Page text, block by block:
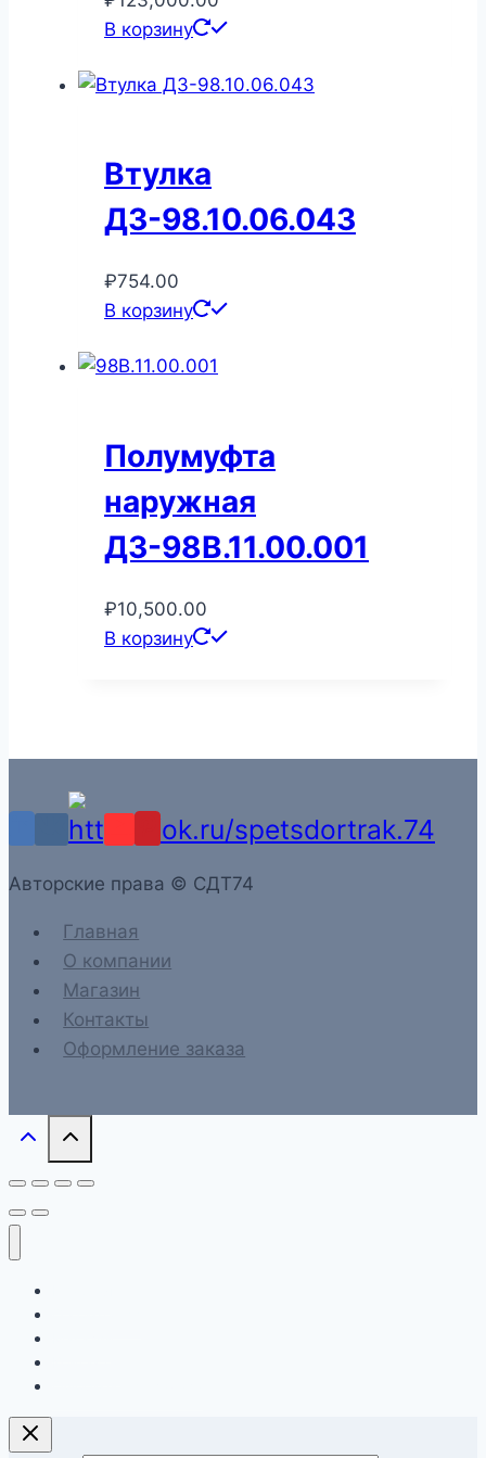
В корзину
Втулка
ДЗ-98.10.06.043
₽754.00
В корзину
Полумуфта
наружная
ДЗ-98В.11.00.001
₽10,500.00
В корзину
Aвторские права © СДТ74
Главная
О компании
Магазин
Контакты
Оформление заказа